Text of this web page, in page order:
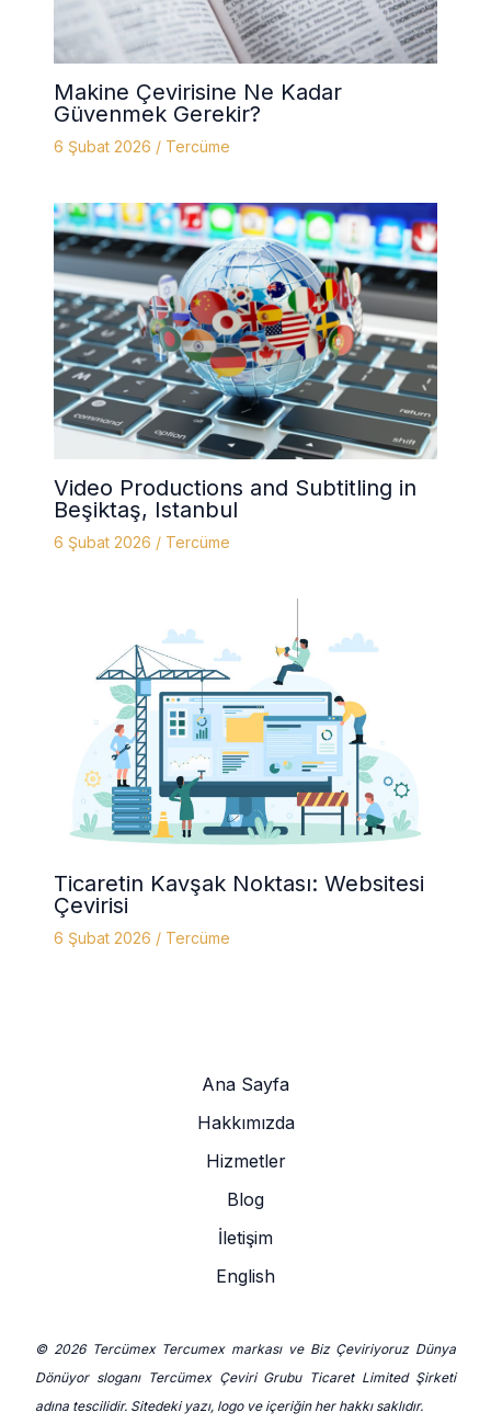
Makine Çevirisine Ne Kadar
Güvenmek Gerekir?
6 Şubat 2026 / Tercüme
Video Productions and Subtitling in
Beşiktaş, Istanbul
6 Şubat 2026 / Tercüme
Ticaretin Kavşak Noktası: Websitesi
Çevirisi
6 Şubat 2026 / Tercüme
Ana Sayfa
Hakkımızda
Hizmetler
Blog
İletişim
English
© 2026 Tercümex Tercumex markası ve Biz Çeviriyoruz Dünya
Dönüyor sloganı Tercümex Çeviri Grubu Ticaret Limited Şirketi
adına tescilidir. Sitedeki yazı, logo ve içeriğin her hakkı saklıdır.